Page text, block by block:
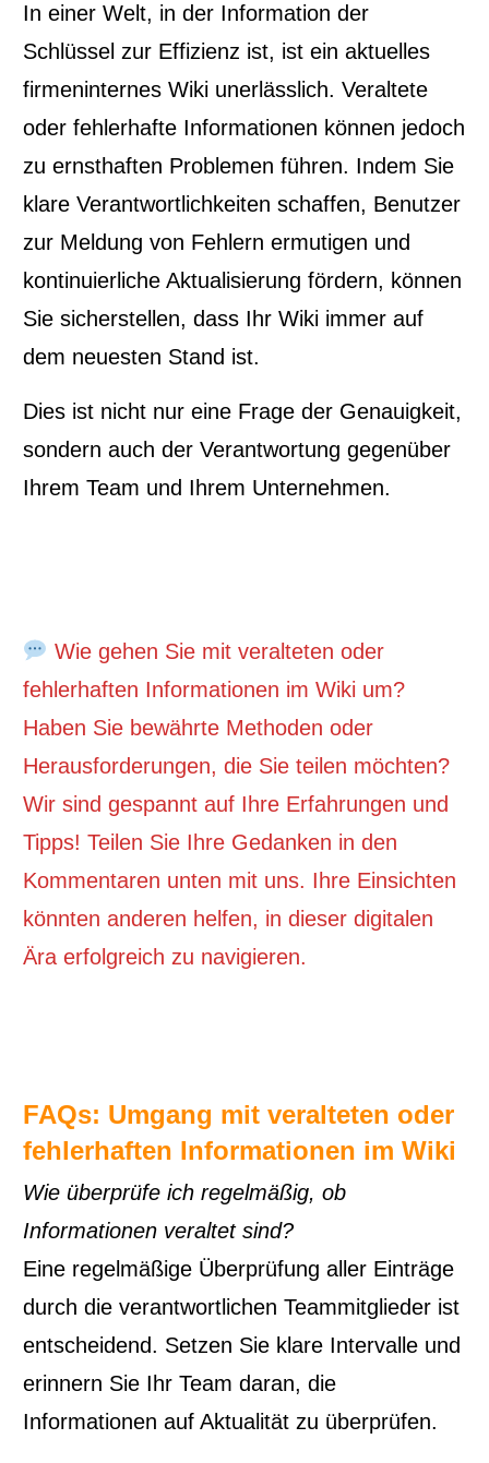
In einer Welt, in der Information der
Schlüssel zur Effizienz ist, ist ein aktuelles
firmeninternes Wiki unerlässlich. Veraltete
oder fehlerhafte Informationen können jedoch
zu ernsthaften Problemen führen. Indem Sie
klare Verantwortlichkeiten schaffen, Benutzer
zur Meldung von Fehlern ermutigen und
kontinuierliche Aktualisierung fördern, können
Sie sicherstellen, dass Ihr Wiki immer auf
dem neuesten Stand ist.
Dies ist nicht nur eine Frage der Genauigkeit,
sondern auch der Verantwortung gegenüber
Ihrem Team und Ihrem Unternehmen.
Wie gehen Sie mit veralteten oder
fehlerhaften Informationen im Wiki um?
Haben Sie bewährte Methoden oder
Herausforderungen, die Sie teilen möchten?
Wir sind gespannt auf Ihre Erfahrungen und
Tipps! Teilen Sie Ihre Gedanken in den
Kommentaren unten mit uns. Ihre Einsichten
könnten anderen helfen, in dieser digitalen
Ära erfolgreich zu navigieren.
FAQs: Umgang mit veralteten oder
fehlerhaften Informationen im Wiki
Wie überprüfe ich regelmäßig, ob
Informationen veraltet sind?
Eine regelmäßige Überprüfung aller Einträge
durch die verantwortlichen Teammitglieder ist
entscheidend. Setzen Sie klare Intervalle und
erinnern Sie Ihr Team daran, die
Informationen auf Aktualität zu überprüfen.